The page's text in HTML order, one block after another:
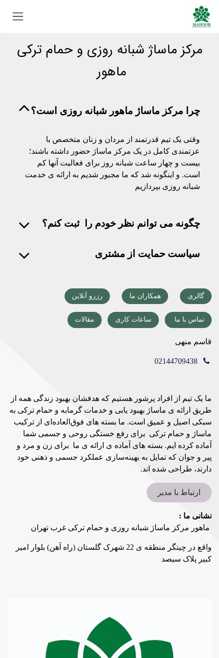
Skip to Content
مرکز ماساژ شبانه روزی و حمام ترکی
ماهور
چرا مرکز ماساژ ماهور شبانه روزی است؟
وقتی یک تیم قدرتمند از مردان و زنان متخصص با
عزتمندی کامل در یک مرکز ماساژ حضور داشته باشند؛
بیست و چهار ساعت شبانه روز برای فعالیت آنها کم
است. و اینگونه شد که ما مجبور شدیم به ارائه ی خدمت
شبانه روزی بپردازیم
چگونه می توانم نظر خودم را ثبت کنم؟
سیاست حمایت از مشتری
گالری همکاران ما رزرو آنلاین
تماس با ما ساعات کاری مقالات
قاسم منهی
02144709438
ما یک تیم از افراد پرشور هستیم که هدفشان بهبود زندگی همه از
طریق ارائه ی ماساژ بهبود یابی و خدمات گرمابه و حمام ترکی به
سبکی اصیل و عمیق است. ما بسته های فوق‌العاده‌ای از ترکیب
ماساژ و حمام ترکی برای رفع خستگی روحی و جسمی شما
آماده کرده ایم. بسته های آماده ی ارائه ی ما برای زن و مرد و
پیر و جوان که تمایل به بهینه‌سازی عملکرد جسمی و ذهنی خود
دارند، طراحی شده‌ اند.
ارتباط با مدیر
نشانی ما :
ماهور مرکز ماساژ شبانه روزی و حمام ترکی غرب تهران
واقع در چیتگر منطقه ی 22 شهرک گلستان (راه آهن) بلوار امیر
کبیر پلاک سیصد